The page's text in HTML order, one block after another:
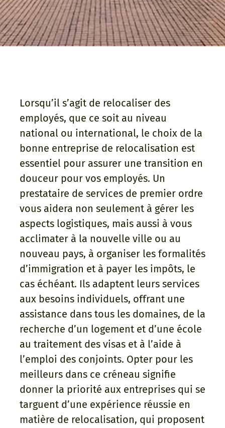
Lorsqu’il s’agit de relocaliser des
employés, que ce soit au niveau
national ou international, le choix de la
bonne entreprise de relocalisation est
essentiel pour assurer une transition en
douceur pour vos employés. Un
prestataire de services de premier ordre
vous aidera non seulement à gérer les
aspects logistiques, mais aussi à vous
acclimater à la nouvelle ville ou au
nouveau pays, à organiser les formalités
d’immigration et à payer les impôts, le
cas échéant. Ils adaptent leurs services
aux besoins individuels, offrant une
assistance dans tous les domaines, de la
recherche d’un logement et d’une école
au traitement des visas et à l’aide à
l’emploi des conjoints. Opter pour les
meilleurs dans ce créneau signifie
donner la priorité aux entreprises qui se
targuent d’une expérience réussie en
matière de relocalisation, qui proposent